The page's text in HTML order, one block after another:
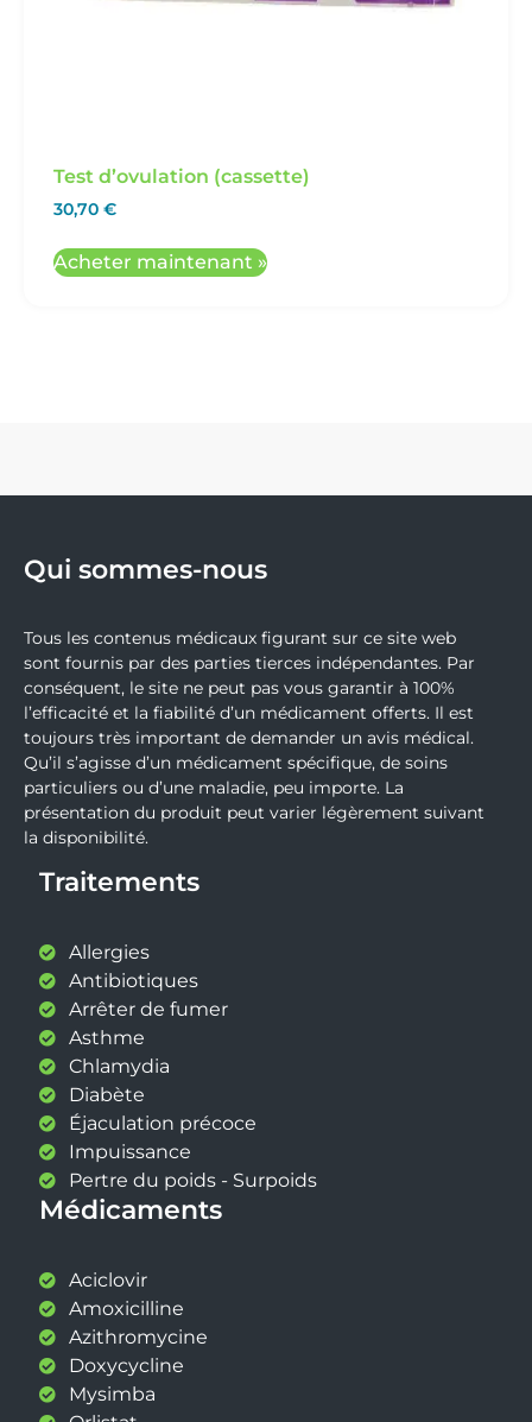
Test d’ovulation (cassette)
30,70 €
Acheter maintenant »
Qui sommes-nous
Tous les contenus médicaux figurant sur ce site web
sont fournis par des parties tierces indépendantes. Par
conséquent, le site ne peut pas vous garantir à 100%
l’efficacité et la fiabilité d’un médicament offerts. Il est
toujours très important de demander un avis médical.
Qu’il s’agisse d’un médicament spécifique, de soins
particuliers ou d’une maladie, peu importe. La
présentation du produit peut varier légèrement suivant
la disponibilité.
Traitements
Allergies
Antibiotiques
Arrêter de fumer
Asthme
Chlamydia
Diabète
Éjaculation précoce
Impuissance
Pertre du poids - Surpoids
Médicaments
Aciclovir
Amoxicilline
Azithromycine
Doxycycline
Mysimba